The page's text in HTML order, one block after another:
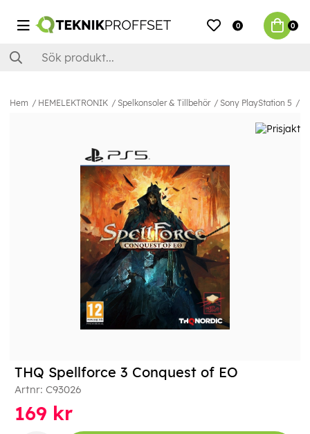
0 0
Hem HEMELEKTRONIK Spelkonsoler & Tillbehör Sony PlayStation 5
THQ Spellforce 3 Conquest of EO
Artnr: C93026
169 kr